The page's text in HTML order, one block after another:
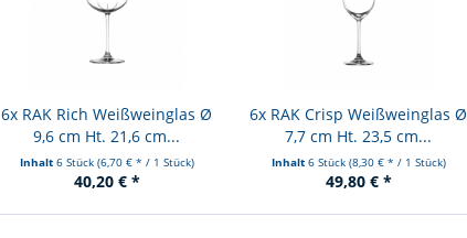
6x RAK Rich Weißweinglas Ø
9,6 cm Ht. 21,6 cm...
Inhalt 6 Stück (6,70 € * / 1 Stück)
40,20 € *
6x RAK Crisp Weißweinglas Ø
7,7 cm Ht. 23,5 cm...
Inhalt 6 Stück (8,30 € * / 1 Stück)
49,80 € *